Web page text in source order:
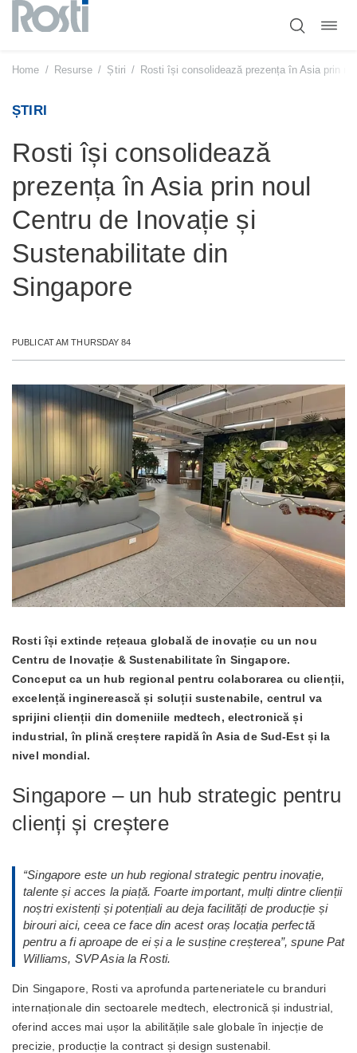
Sari
conținut
Home / Resurse / Știri / Rosti își consolidează prezența în Asia prin
ȘTIRI
Rosti își consolidează
prezența în Asia prin noul
Centru de Inovație și
Sustenabilitate din
Singapore
PUBLICAT AM THURSDAY 84
Rosti își extinde rețeaua globală de inovație cu un nou
Centru de Inovație & Sustenabilitate în Singapore.
Conceput ca un hub regional pentru colaborarea cu clienții,
excelență inginerească și soluții sustenabile, centrul va
sprijini clienții din domeniile medtech, electronică și
industrial, în plină creștere rapidă în Asia de Sud-Est și la
nivel mondial.
Singapore – un hub strategic pentru
clienți și creștere
“Singapore este un hub regional strategic pentru inovație,
talente și acces la piață. Foarte important, mulți dintre clienții
noștri existenți și potențiali au deja facilități de producție și
birouri aici, ceea ce face din acest oraș locația perfectă
pentru a fi aproape de ei și a le susține creșterea”, spune Pat
Williams, SVP Asia la Rosti.
Din Singapore, Rosti va aprofunda parteneriatele cu branduri
internaționale din sectoarele medtech, electronică și industrial,
oferind acces mai ușor la abilitățile sale globale în injecție de
precizie, producție la contract și design sustenabil.